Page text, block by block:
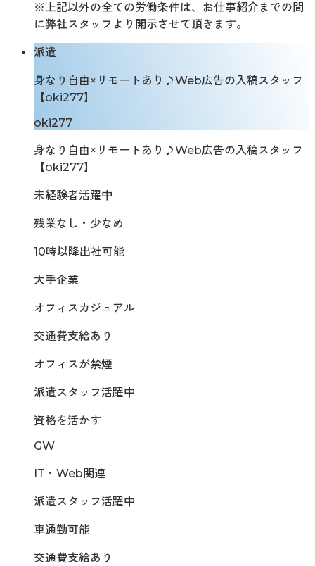
※上記以外の全ての労働条件は、お仕事紹介までの間
に弊社スタッフより開示させて頂きます。
派遣
身なり自由×リモートあり♪Web広告の入稿スタッフ
【oki277】
oki277
身なり自由×リモートあり♪Web広告の入稿スタッフ
【oki277】
未経験者活躍中
残業なし・少なめ
10時以降出社可能
大手企業
オフィスカジュアル
交通費支給あり
オフィスが禁煙
派遣スタッフ活躍中
資格を活かす
GW
IT・Web関連
派遣スタッフ活躍中
車通勤可能
交通費支給あり